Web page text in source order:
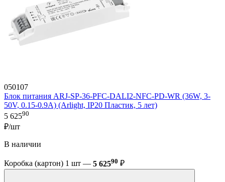
050107
Блок питания ARJ-SP-36-PFC-DALI2-NFC-PD-WR (36W, 3-
50V, 0.15-0.9A) (Arlight, IP20 Пластик, 5 лет)
5 62590
₽/шт
В наличии
Коробка (картон) 1 шт — 5 62590 ₽